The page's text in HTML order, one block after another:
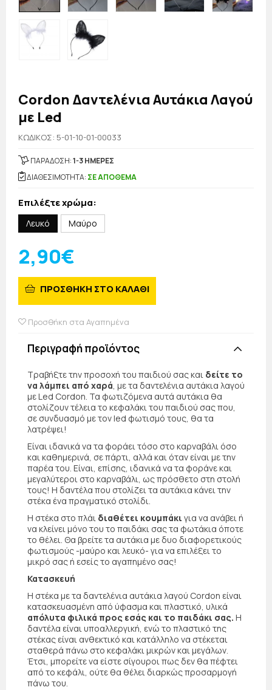
Cordon Δαντελένια Αυτάκια Λαγού
με Led
KΩΔΙΚΟΣ: 5-01-10-01-00033
ΠΑΡΑΔΟΣΗ:1-3 ΗΜΕΡΕΣ
ΔΙΑΘΕΣΙΜΟΤΗΤΑ: ΣΕ ΑΠΟΘΕΜΑ
Επιλέξτε χρώμα:
Λευκό Μαύρο
2,90€
ΠΡΟΣΘΗΚΗ ΣΤΟ ΚΑΛΑΘΙ
Προσθήκη στα Αγαπημένα
Περιγραφή προϊόντος
Τραβήξτε την προσοχή του παιδιού σας και δείτε το
να λάμπει από χαρά, με τα δαντελένια αυτάκια λαγού
με Led Cordon. Τα φωτιζόμενα αυτά αυτάκια θα
στολίζουν τέλεια το κεφαλάκι του παιδιού σας που,
σε συνδυασμό με τον led φωτισμό τους, θα τα
λατρέψει!
Είναι ιδανικά να τα φοράει τόσο στο καρναβάλι όσο
και καθημερινά, σε πάρτι, αλλά και όταν είναι με την
παρέα του. Είναι, επίσης, ιδανικά να τα φοράνε και
μεγαλύτεροι στο καρναβάλι, ως πρόσθετο στη στολή
τους! Η δαντέλα που στολίζει τα αυτάκια κάνει την
στέκα ένα πραγματικό στολίδι.
Η στέκα στο πλάι διαθέτει κουμπάκι για να ανάβει ή
να κλείνει μόνο του το παιδάκι σας τα φωτάκια όποτε
το θέλει. Θα βρείτε τα αυτάκια με δυο διαφορετικούς
φωτισμούς -μαύρο και λευκό- για να επιλέξει το
μικρό σας ή εσείς το αγαπημένο σας!
Κατασκευή
Η στέκα με τα δαντελένια αυτάκια λαγού Cordon είναι
κατασκευασμένη από ύφασμα και πλαστικό, υλικά
απόλυτα φιλικά προς εσάς και το παιδάκι σας. Η
δαντέλα είναι υποαλλεργική, ενώ το πλαστικό της
στέκας είναι ανθεκτικό και κατάλληλο να στέκεται
σταθερά πάνω στο κεφαλάκι μικρών και μεγάλων.
Έτσι, μπορείτε να είστε σίγουροι πως δεν θα πέφτει
από το κεφάλι, ούτε θα θέλει διαρκώς προσαρμογή
πάνω του.